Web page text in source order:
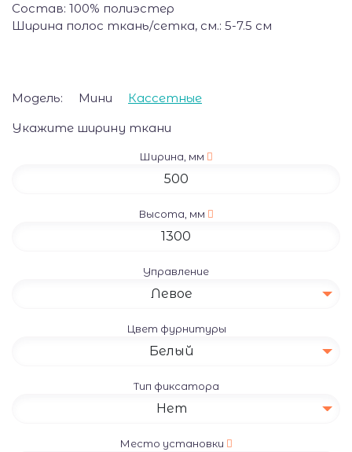
Состав: 100% полиэстер
Ширина полос ткань/сетка, см.: 5-7.5 см
Модель: Мини
Кассетные
Укажите ширину ткани
Ширина, мм
Высота, мм
Управление
Левое
Цвет фурнитуры
Белый
Тип фиксатора
Нет
Место установки